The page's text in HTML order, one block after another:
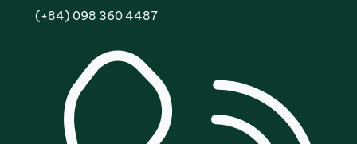
(+84) 098 360 4487